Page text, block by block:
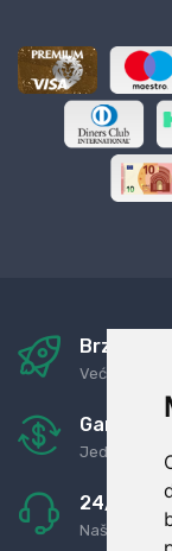
Brza i
Već za
24/7
Naši agenti